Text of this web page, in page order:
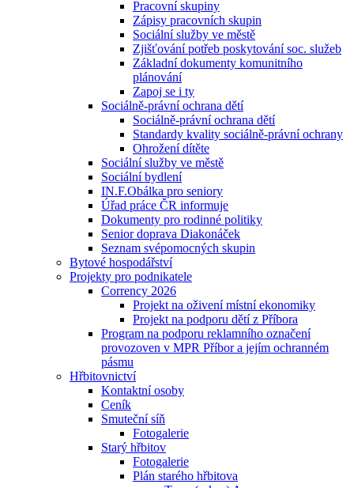
Pracovní skupiny
Zápisy pracovních skupin
Sociální služby ve městě
Zjišťování potřeb poskytování soc. služeb
Základní dokumenty komunitního
plánování
Zapoj se i ty
Sociálně-právní ochrana dětí
Sociálně-právní ochrana dětí
Standardy kvality sociálně-právní ochrany
Ohrožení dítěte
Sociální služby ve městě
Sociální bydlení
IN.F.Obálka pro seniory
Úřad práce ČR informuje
Dokumenty pro rodinné politiky
Senior doprava Diakonáček
Seznam svépomocných skupin
Bytové hospodářství
Projekty pro podnikatele
Corrency 2026
Projekt na oživení místní ekonomiky
Projekt na podporu dětí z Příbora
Program na podporu reklamního označení
provozoven v MPR Příbor a jejím ochranném
pásmu
Hřbitovnictví
Kontaktní osoby
Ceník
Smuteční síň
Fotogalerie
Starý hřbitov
Fotogalerie
Plán starého hřbitova